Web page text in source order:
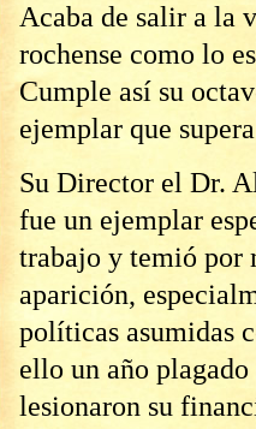
Acaba de salir a la
rochense como lo
Cumple así su
ejemplar que
Su Director el Dr.
fue un ejemplar
trabajo y temió por
aparición,
políticas asumidas
ello un año
lesionaron su